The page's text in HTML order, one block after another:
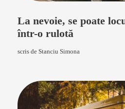
La nevoie, se poate
într-o rulotă
scris de Stanciu Simona